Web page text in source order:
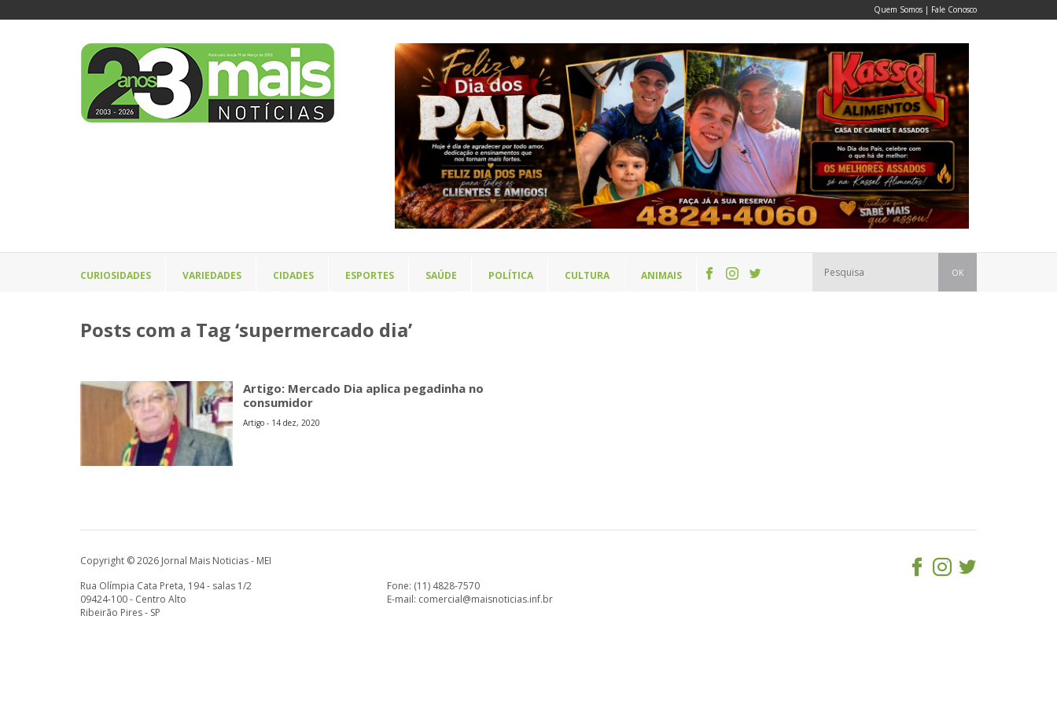
Quem Somos | Fale Conosco
CURIOSIDADES VARIEDADES CIDADES ESPORTES SAÚDE POLÍTICA CULTURA ANIMAIS OK
Posts com a Tag ‘supermercado dia’
Artigo: Mercado Dia aplica pegadinha no
consumidor
Artigo - 14 dez, 2020
Copyright © 2026 Jornal Mais Noticias - MEI
Rua Olímpia Cata Preta, 194 - salas 1/2
09424-100 - Centro Alto
Ribeirão Pires - SP
Fone: (11) 4828-7570
E-mail: comercial@maisnoticias.inf.br